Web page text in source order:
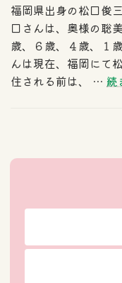
福岡県出身の松口俊
口さんは、奥様の聡
歳、６歳、４歳、１
んは現在、福岡にて
住される前は、 … 続